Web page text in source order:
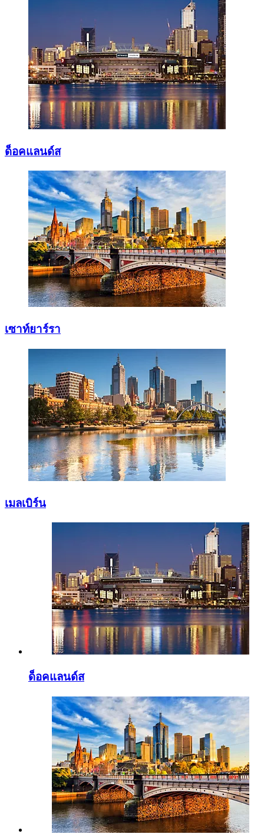
ด็อคแลนด์ส
เซาท์ยาร์รา
เมลเบิร์น
ด็อคแลนด์ส